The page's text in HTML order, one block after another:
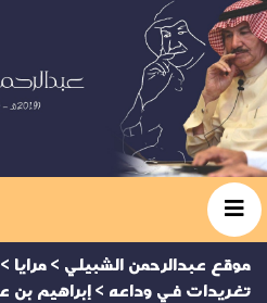
موقع عبدالرحمن الشبيلي > مرايا >
تغريدات في وداعه > إبراهيم بن